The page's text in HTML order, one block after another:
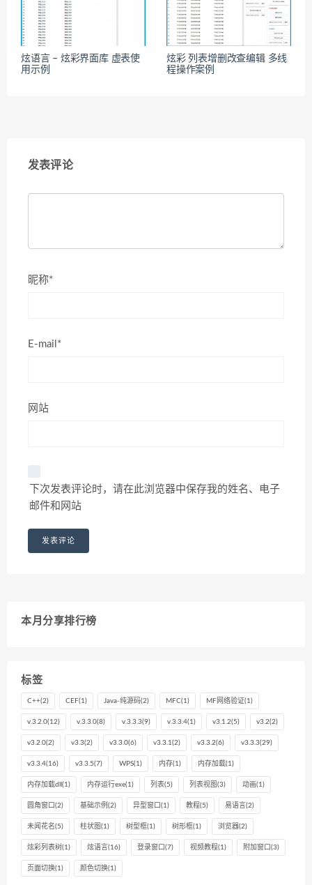
炫语言 – 炫彩界面库 虚表使
用示例
炫彩 列表增删改查编辑 多线
程操作案例
发表评论
昵称*
E-mail*
网站
下次发表评论时，请在此浏览器中保存我的姓名、电子
邮件和网站
本月分享排行榜
标签
C++(2) CEF(1) Java-纯源码(2) MFC(1) MF网络验证(1)
v.3.2.0(12) v.3.3.0(8) v.3.3.3(9) v.3.3.4(1) v3.1.2(5) v3.2(2)
v3.2.0(2) v3.3(2) v3.3.0(6) v3.3.1 (2) v3.3.2(6) v3.3.3(29)
v3.3.4(16) v3.3.5(7) WPS(1) 内存(1) 内存加载(1)
内存加载dll (1) 内存运行exe(1) 列表(5) 列表视图 (3) 动画(1)
圆角窗口 (2) 基础示例 (2) 异型窗口 (1) 教程(5) 易语言 (2)
未闻花名(5) 柱状图 (1) 树型框(1) 树形框(1) 浏览器(2)
炫彩列表树(1) 炫语言 (16) 登录窗口 (7) 视频教程(1) 附加窗口 (3)
页面切换(1) 颜色切换(1)